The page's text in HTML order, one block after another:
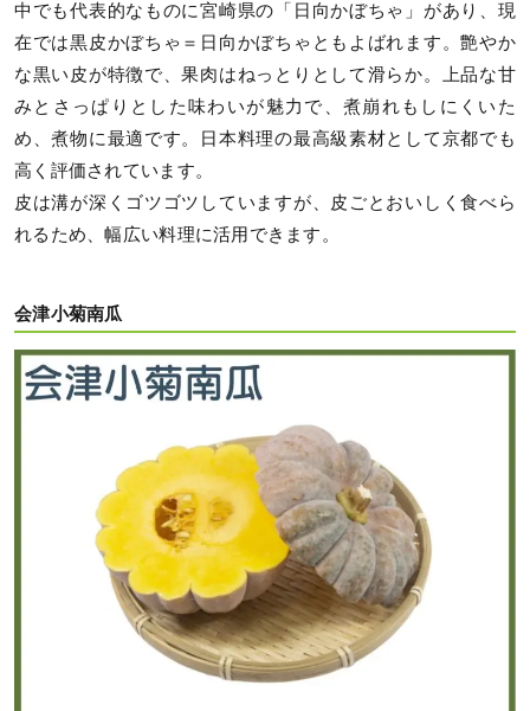
中でも代表的なものに宮崎県の「日向かぼちゃ」があり、現
在では黒皮かぼちゃ＝日向かぼちゃともよばれます。艶やか
な黒い皮が特徴で、果肉はねっとりとして滑らか。上品な甘
みとさっぱりとした味わいが魅力で、煮崩れもしにくいた
め、煮物に最適です。日本料理の最高級素材として京都でも
高く評価されています。
皮は溝が深くゴツゴツしていますが、皮ごとおいしく食べら
れるため、幅広い料理に活用できます。
会津小菊南瓜